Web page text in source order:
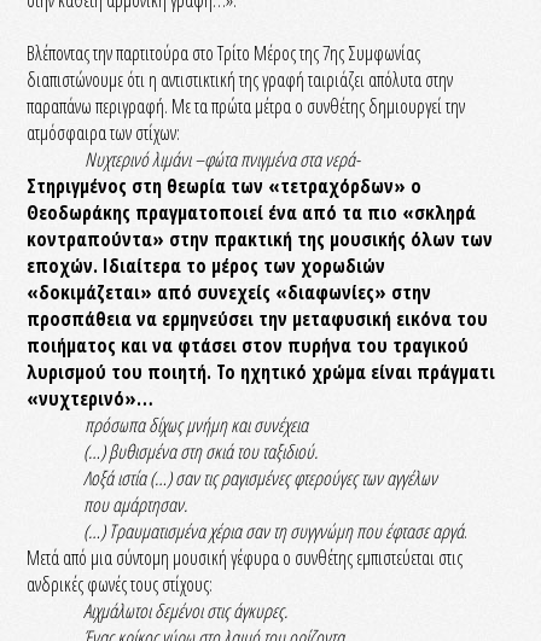
Βλέποντας την παρτιτούρα στο Τρίτο Μέρος της 7ης Συμφωνίας
διαπιστώνουμε ότι η αντιστικτική της γραφή ταιριάζει απόλυτα στην
παραπάνω περιγραφή. Με τα πρώτα μέτρα ο συνθέτης δημιουργεί την
ατμόσφαιρα των στίχων:
Νυχτερινό λιμάνι –φώτα πνιγμένα στα νερά-
Στηριγμένος στη θεωρία των «τετραχόρδων» ο
Θεοδωράκης πραγματοποιεί ένα από τα πιο «σκληρά
κοντραπούντα» στην πρακτική της μουσικής όλων των
εποχών. Ιδιαίτερα το μέρος των χορωδιών
«δοκιμάζεται» από συνεχείς «διαφωνίες» στην
προσπάθεια να ερμηνεύσει την μεταφυσική εικόνα του
ποιήματος και να φτάσει στον πυρήνα του τραγικού
λυρισμού του ποιητή. Το ηχητικό χρώμα είναι πράγματι
«νυχτερινό»…
πρόσωπα δίχως μνήμη και συνέχεια
(…) βυθισμένα στη σκιά του ταξιδιού.
Λοξά ιστία (…) σαν τις ραγισμένες φτερούγες των αγγέλων
που αμάρτησαν.
(…) Τραυματισμένα χέρια σαν τη συγγνώμη που έφτασε αργά.
Μετά από μια σύντομη μουσική γέφυρα ο συνθέτης εμπιστεύεται στις
ανδρικές φωνές τους στίχους:
Αιχμάλωτοι δεμένοι στις άγκυρες.